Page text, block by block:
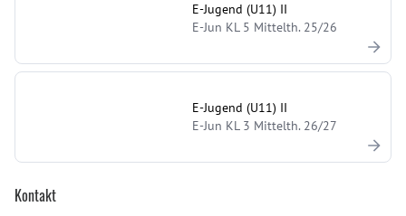
E-Jugend (U11) II
E-Jun KL 5 Mittelth. 25/26
E-Jugend (U11) II
E-Jun KL 3 Mittelth. 26/27
Kontakt